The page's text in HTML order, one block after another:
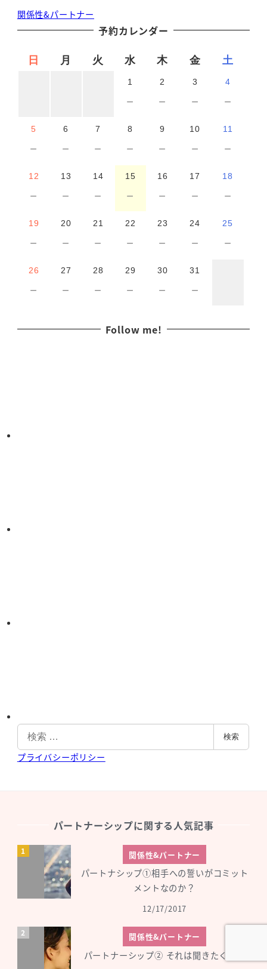
関係性&パートナー
予約カレンダー
日 月 火 水 木 金 土
1
－
2
－
3
－
4
－
5
－
6
－
7
－
8
－
9
－
10
－
11
－
12
－
13
－
14
－
15
－
16
－
17
－
18
－
19
－
20
－
21
－
22
－
23
－
24
－
25
－
26
－
27
－
28
－
29
－
30
－
31
－
Follow me!
e
検
索
検索
プライバシーポリシー
パートナーシップに関する人気記事
関係性&パートナー
パートナシップ①相手への誓いがコミット
メントなのか？
12/17/2017
関係性&パートナー
パートナーシップ② それは聞きたくない